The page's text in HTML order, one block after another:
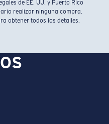
de EE. UU. y Puerto Rico
realizar ninguna compra.
obtener todos los detalles.